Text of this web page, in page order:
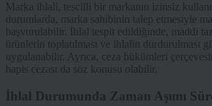
Marka ihlali, tescilli bir markanın izinsiz
durumlarda, marka sahibinin talep etmesiyle
başvurulabilir. İhlal tespit edildiğinde, maddi
ürünlerin toplatılması ve ihlalin durdurulması
uygulanabilir. Ayrıca, ceza hükümleri
hapis cezası da söz konusu olabilir.
İhlal Durumunda Zaman Aşımı